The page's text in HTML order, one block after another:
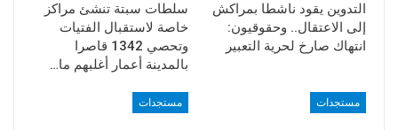
التدوين يقود ناشطا بمراكش
إلى الاعتقال.. وحقوقيون:
انتهاك صارخ لحرية التعبير
سلطات سبتة تنشئ مراكز
خاصة لاستقبال الفتيات
وتحصي 1342 قاصرا
بالمدينة أعمار أغلبهم ما…
مستجدات مستجدات